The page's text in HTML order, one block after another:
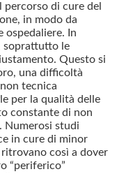
di cure del
in modo da
ospedaliere. In
soprattutto le
Questo si
una difficoltà
tecnica
per la qualità delle
constante di non
Numerosi studi
in cure di minor
così a dover
“periferico”